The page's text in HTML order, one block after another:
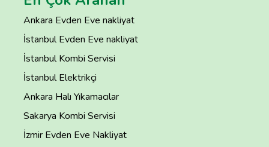
Ankara Evden Eve nakliyat
İstanbul Evden Eve nakliyat
İstanbul Kombi Servisi
İstanbul Elektrikçi
Ankara Halı Yıkamacılar
Sakarya Kombi Servisi
İzmir Evden Eve Nakliyat